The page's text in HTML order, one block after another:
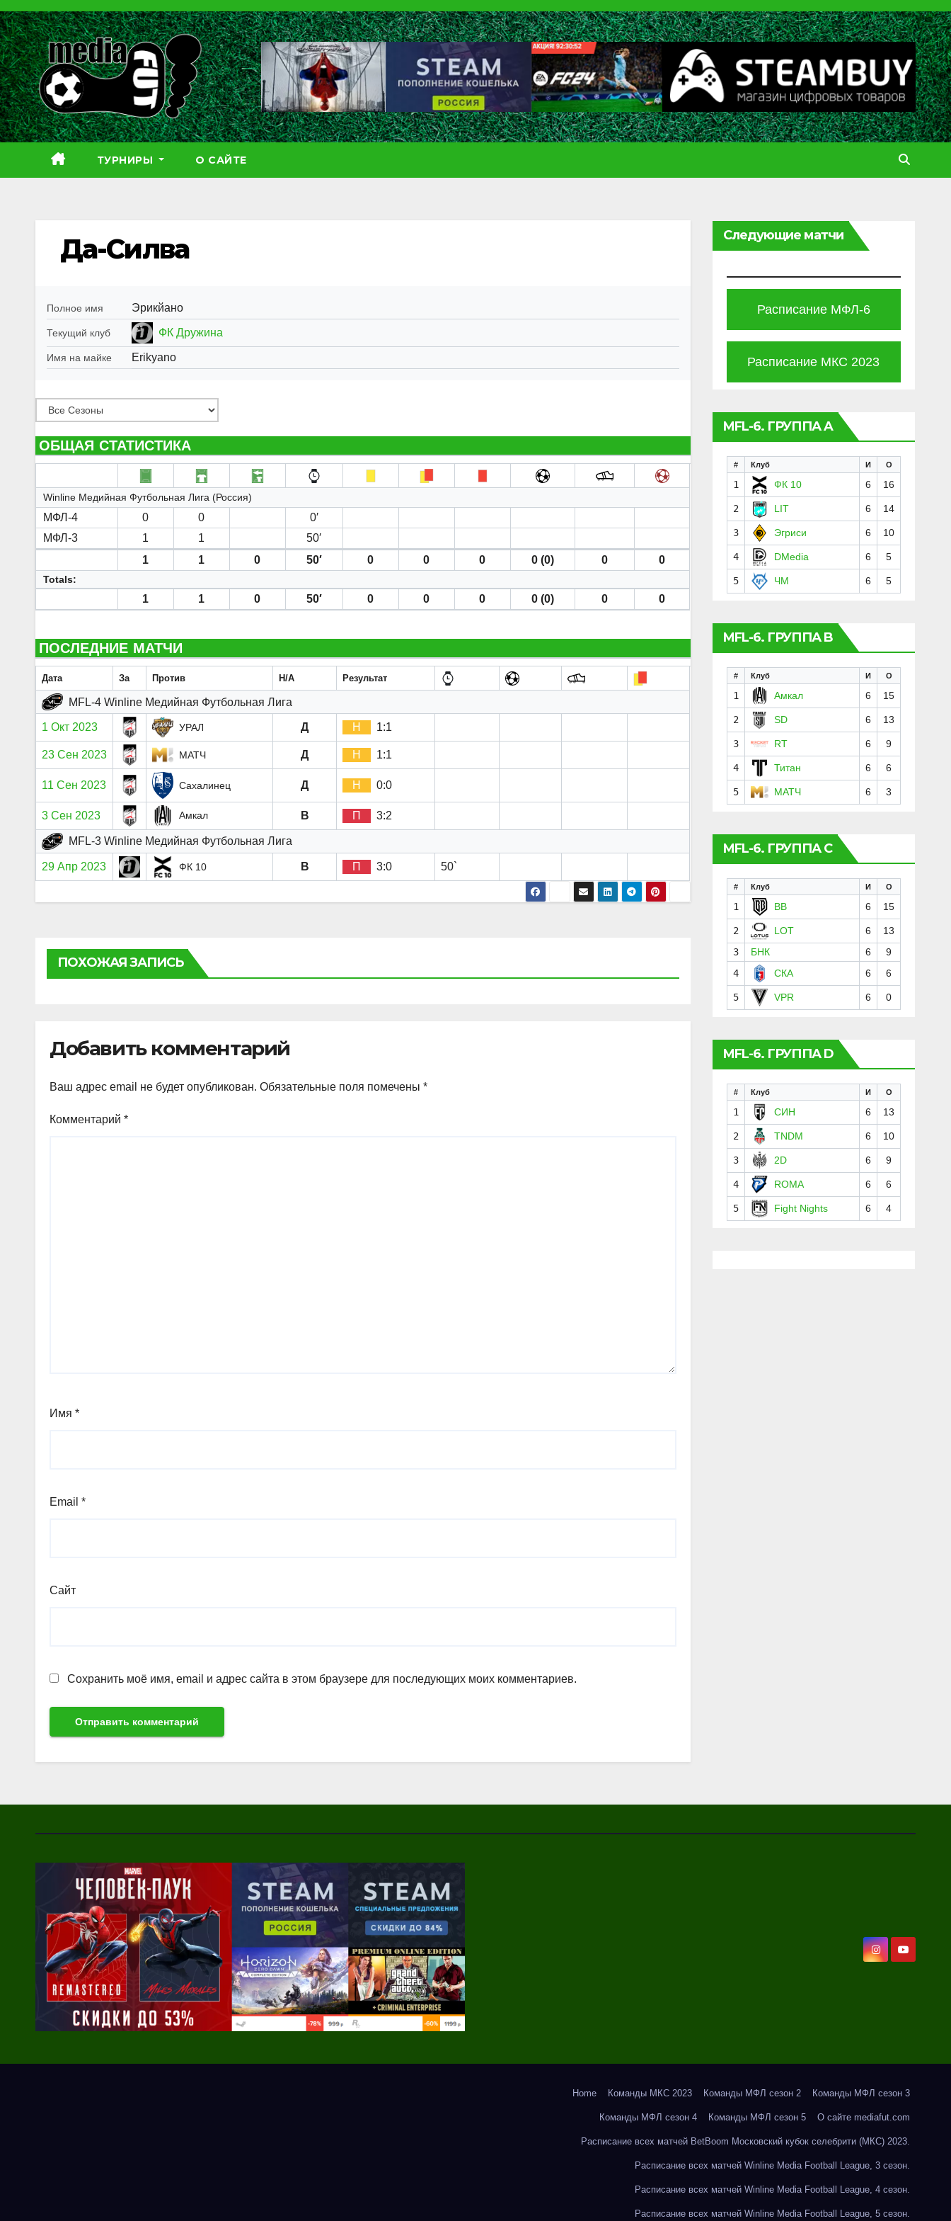
Перейти
к
содержимому
ТУРНИРЫ О САЙТЕ
Да-Силва
Полное имя Эрикйано
Текущий клуб ФК Дружина
Имя на майке Erikyano
ОБЩАЯ СТАТИСТИКА
Winline Медийная Футбольная Лига (Россия)
МФЛ-4 0 0
0′
МФЛ-3
1 1
50′
1
1 0 50′ 0 0 0 0 (0) 0 0
Totals:
1 1 0 50′ 0 0 0 0 (0) 0 0
ПОСЛЕДНИЕ МАТЧИ
Дата За Против H/A Результат
MFL-4 Winline Медийная Футбольная Лига
1 Окт 2023 УРАЛ Д Н 1:1
23 Сен 2023 МАТЧ Д Н 1:1
11 Сен 2023 Сахалинец Д Н 0:0
3 Сен 2023 Амкал В П 3:2
MFL-3 Winline Медийная Футбольная Лига
29 Апр 2023 ФК 10 В П 3:0 50`
ПОХОЖАЯ ЗАПИСЬ
Добавить комментарий
Ваш адрес email не будет опубликован. Обязательные поля помечены *
Комментарий *
Имя *
Email *
Сайт
Сохранить моё имя, email и адрес сайта в этом браузере для последующих моих комментариев.
Следующие матчи
Расписание МФЛ-6
Расписание МКС 2023
MFL-6. ГРУППА A
# Клуб И О
1 ФК 10 6 16
2 LIT 6 14
3 Эгриси 6 10
4 DMedia 6 5
5 ЧМ 6 5
MFL-6. ГРУППА B
# Клуб И О
1 Амкал 6 15
2 SD 6 13
3 RT 6 9
4 Титан 6 6
5 МАТЧ 6 3
MFL-6. ГРУППА C
# Клуб И О
1 BB 6 15
2 LOT 6
13
3
БНК 6
9
4
СКА 6 6
5 VPR 6 0
MFL-6. ГРУППА D
# Клуб И О
1 СИН 6 13
2 TNDM 6 10
3 2D 6 9
4 ROMA 6 6
5 Fight Nights 6 4
Home Команды МКС 2023 Команды МФЛ сезон 2 Команды МФЛ сезон 3
Команды МФЛ сезон 4 Команды МФЛ сезон 5 О сайте mediafut.com
Расписание всех матчей BetBoom Московский кубок селебрити (МКС) 2023.
Расписание всех матчей Winline Media Football League, 3 сезон.
Расписание всех матчей Winline Media Football League, 4 сезон.
Расписание всех матчей Winline Media Football League, 5 сезон.